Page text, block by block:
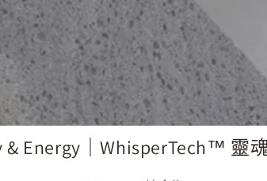
& Energy｜WhisperTech™ 靈